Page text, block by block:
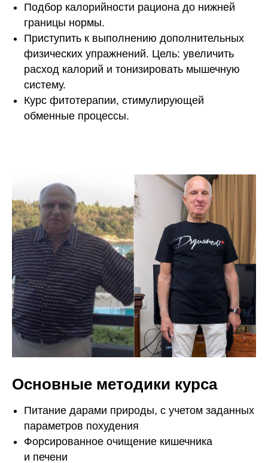
Подбор калорийности рациона до нижней
границы нормы.
Приступить к выполнению дополнительных
физических упражнений. Цель: увеличить
расход калорий и тонизировать мышечную
систему.
Курс фитотерапии, стимулирующей
обменные процессы.
Основные методики курса
Питание дарами природы, с учетом заданных
параметров похудения
Форсированное очищение кишечника
и печени